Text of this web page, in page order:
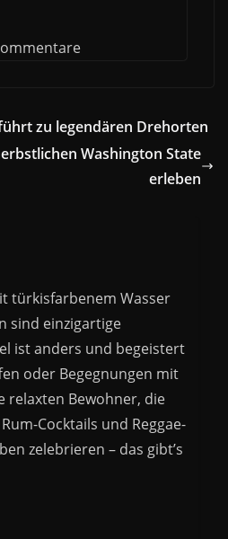
zu legendären Drehorten
Washington State
erleben
türkisfarbenem Wasser
sind einzigartige
ist anders und begeistert
oder Begegnungen mit
relaxten Bewohner, die
Cocktails und Reggae-
zelebrieren – das gibt’s